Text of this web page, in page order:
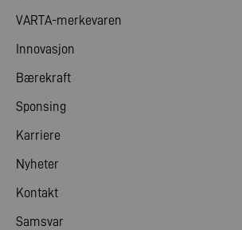
VARTA-merkevaren
Innovasjon
Bærekraft
Sponsing
Karriere
Nyheter
Kontakt
Samsvar